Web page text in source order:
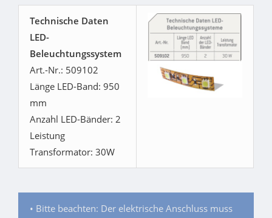
Technische Daten
LED-
Beleuchtungssystem
Art.-Nr.: 509102
Länge LED-Band: 950
mm
Anzahl LED-Bänder: 2
Leistung
Transformator: 30W
• Bitte beachten: Der elektrische Anschluss muss